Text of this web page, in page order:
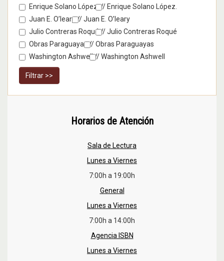
Enrique Solano López. // Enrique Solano López.
Juan E. O’leary //Juan E. O’leary
Julio Contreras Roqué //Julio Contreras Roqué
Obras Paraguayas //Obras Paraguayas
Washington Ashwell //Washington Ashwell
Filtrar >>
Horarios de Atención
Sala de Lectura
Lunes a Viernes
7:00h a 19:00h
General
Lunes a Viernes
7:00h a 14:00h
Agencia ISBN
Lunes a Viernes